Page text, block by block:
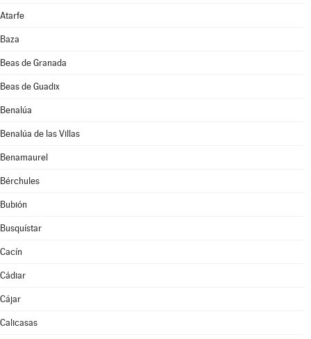
Atarfe
Baza
Beas de Granada
Beas de Guadix
Benalúa
Benalúa de las Villas
Benamaurel
Bérchules
Bubión
Busquístar
Cacín
Cádiar
Cájar
Calicasas